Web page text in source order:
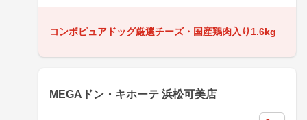
コンボピュアドッグ厳選チーズ・国産鶏肉入り1.6kg
MEGAドン・キホーテ 浜松可美店